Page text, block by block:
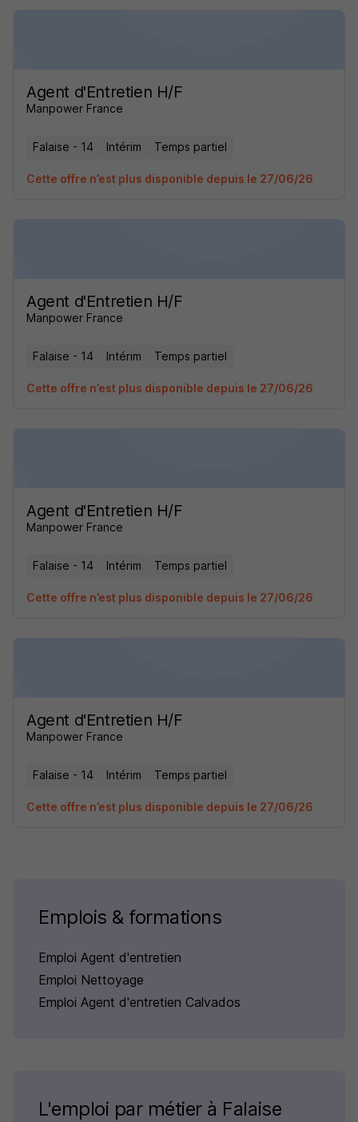
Agent d'Entretien H/F
Manpower France
Falaise - 14 Intérim Temps partiel
Cette offre n’est plus disponible depuis le 27/06/26
Agent d'Entretien H/F
Manpower France
Falaise - 14 Intérim Temps partiel
Cette offre n’est plus disponible depuis le 27/06/26
Agent d'Entretien H/F
Manpower France
Falaise - 14 Intérim Temps partiel
Cette offre n’est plus disponible depuis le 27/06/26
Agent d'Entretien H/F
Manpower France
Falaise - 14 Intérim Temps partiel
Cette offre n’est plus disponible depuis le 27/06/26
Emplois & formations
Emploi Agent d'entretien
Emploi Nettoyage
Emploi Agent d'entretien Calvados
L'emploi par métier à Falaise